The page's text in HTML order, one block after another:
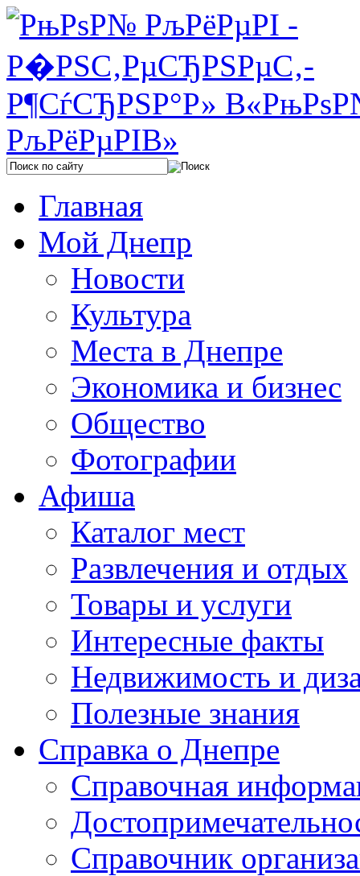
Главная
Мой Днепр
Новости
Культура
Места в Днепре
Экономика и бизнес
Общество
Фотографии
Афиша
Каталог мест
Развлечения и отдых
Товары и услуги
Интересные факты
Недвижимость и
Полезные знания
Справка о Днепре
Справочная
Справочник